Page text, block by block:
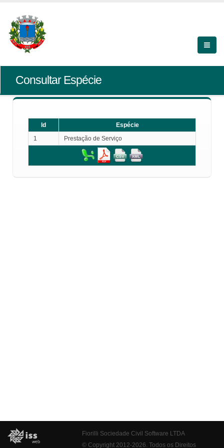
Consultar Espécie
Id
Espécie
1
Prestação de Serviço
Fiorilli Sociedade Civil Software LTDA
© Copyright 2012-2026. Todos os Direitos